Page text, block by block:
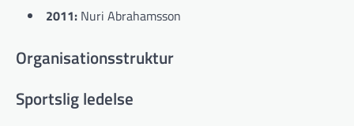
2011: Nuri Abrahamsson
Organisationsstruktur
Sportslig ledelse